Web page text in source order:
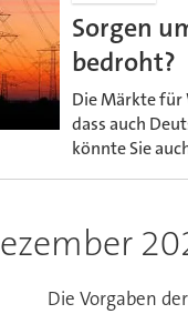
Sorgen
bedroht?
Die Märkte für
dass auch
könnte Sie
Die Vorgaben